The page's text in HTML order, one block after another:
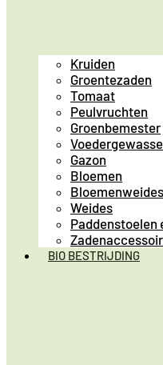
Kruiden
Groentezaden
Tomaat
Peulvruchten
Groenbemester
Gazon
Bloemen
Bloemenweides
Weides
BIO BESTRIJDING